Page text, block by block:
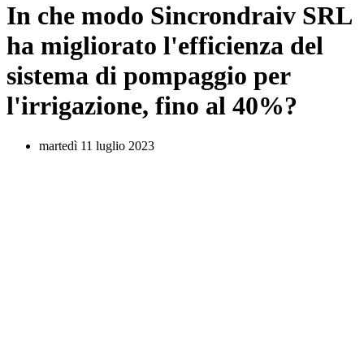
In che modo Sincrondraiv SRL
ha migliorato l'efficienza del
sistema di pompaggio per
l'irrigazione, fino al 40%?
martedì 11 luglio 2023